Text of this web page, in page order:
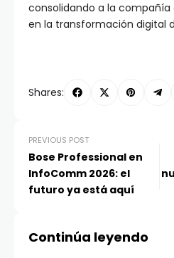
consolidando a la
en la transformación digital
Shares:
PREVIOUS POST
Bose Professional en
InfoComm 2026: el
futuro ya está aquí
Continúa leyendo